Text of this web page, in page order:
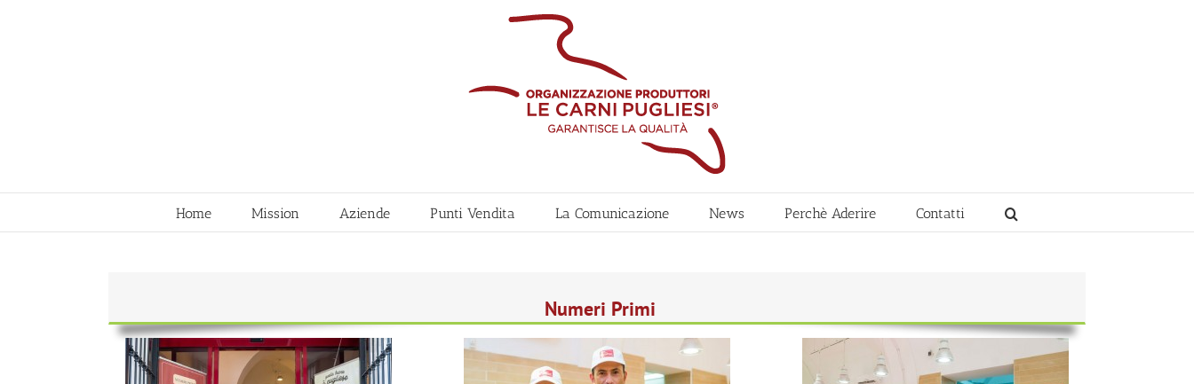
Home Mission Aziende Punti Vendita La Comunicazione News Perchè Aderire Contatti
Numeri Primi